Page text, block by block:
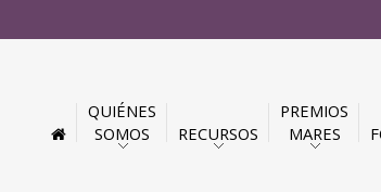
QUIÉNES
SOMOS
RECURSOS
PREMIOS
MARES